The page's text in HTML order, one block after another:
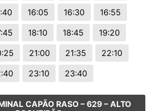
16:05 16:30
16:55
18:10 18:45
19:20
21:00 21:35
22:10
23:10 23:40
CAPÃO RASO – 629 – ALTO